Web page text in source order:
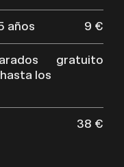
años 9 €
los
gratuito
38 €